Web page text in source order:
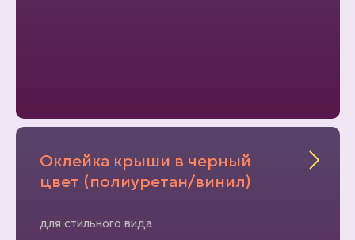
Оклейка крыши в черный
цвет (полиуретан/винил)
для стильного вида